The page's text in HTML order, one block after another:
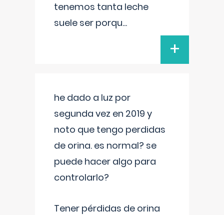
tenemos tanta leche
suele ser porqu...
+
he dado a luz por
segunda vez en 2019 y
noto que tengo perdidas
de orina. es normal? se
puede hacer algo para
controlarlo?
Tener pérdidas de orina